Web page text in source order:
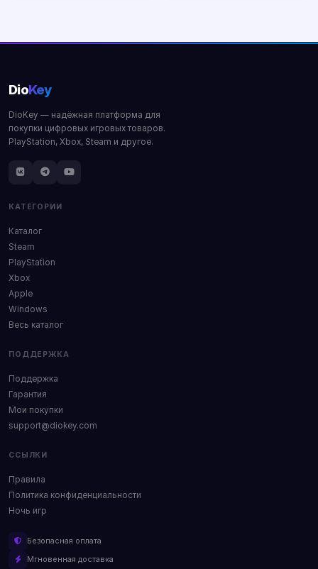
DioKey
DioKey — надёжная платформа для
покупки цифровых игровых товаров.
PlayStation, Xbox, Steam и другое.
КАТЕГОРИИ
Каталог
Steam
PlayStation
Xbox
Apple
Windows
Весь каталог
ПОДДЕРЖКА
Поддержка
Гарантия
Мои покупки
support@diokey.com
ССЫЛКИ
Правила
Политика конфиденциальности
Ночь игр
Безопасная оплата
Мгновенная доставка